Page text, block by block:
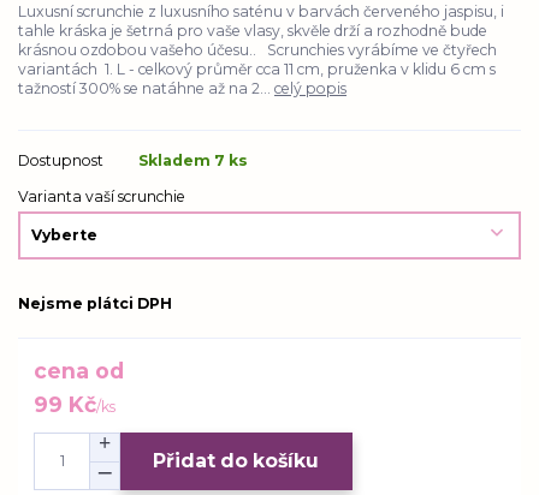
Luxusní scrunchie z luxusního saténu v barvách červeného jaspisu, i
tahle kráska je šetrná pro vaše vlasy, skvěle drží a rozhodně bude
krásnou ozdobou vašeho účesu.. Scrunchies vyrábíme ve čtyřech
variantách 1. L - celkový průměr cca 11 cm, pruženka v klidu 6 cm s
tažností 300% se natáhne až na 2... celý popis
Dostupnost
Skladem 7 ks
Varianta vaší scrunchie
Nejsme plátci DPH
cena od
99 Kč/ks
Přidat do košíku